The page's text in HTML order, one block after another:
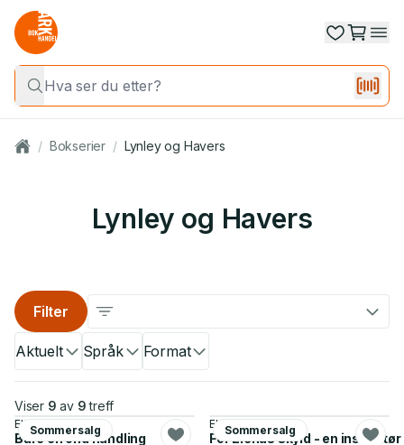
/ Bokserier / Lynley og Havers
Lynley og Havers
Aktuelt Språk Format
Filter
Viser 9 av 9 treff
Sommersalg
Elizabeth George
Bare en ond handling
Sommersalg
Elizabeth George
For Elenas skyld - en